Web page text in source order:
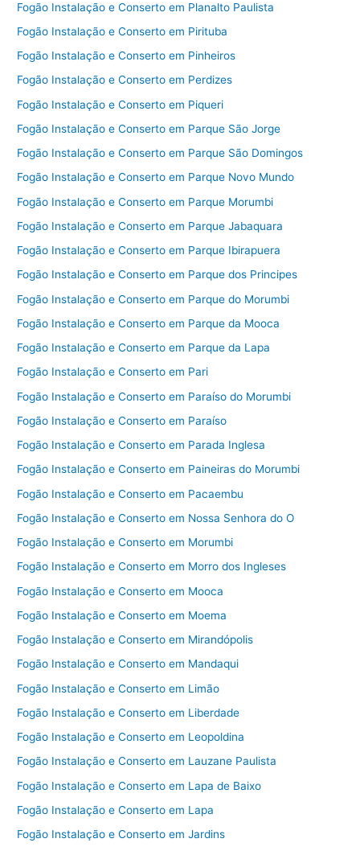
Fogão Instalação e Conserto em Planalto Paulista
Fogão Instalação e Conserto em Pirituba
Fogão Instalação e Conserto em Pinheiros
Fogão Instalação e Conserto em Perdizes
Fogão Instalação e Conserto em Piqueri
Fogão Instalação e Conserto em Parque São Jorge
Fogão Instalação e Conserto em Parque São Domingos
Fogão Instalação e Conserto em Parque Novo Mundo
Fogão Instalação e Conserto em Parque Morumbi
Fogão Instalação e Conserto em Parque Jabaquara
Fogão Instalação e Conserto em Parque Ibirapuera
Fogão Instalação e Conserto em Parque dos Principes
Fogão Instalação e Conserto em Parque do Morumbi
Fogão Instalação e Conserto em Parque da Mooca
Fogão Instalação e Conserto em Parque da Lapa
Fogão Instalação e Conserto em Pari
Fogão Instalação e Conserto em Paraíso do Morumbi
Fogão Instalação e Conserto em Paraíso
Fogão Instalação e Conserto em Parada Inglesa
Fogão Instalação e Conserto em Paineiras do Morumbi
Fogão Instalação e Conserto em Pacaembu
Fogão Instalação e Conserto em Nossa Senhora do O
Fogão Instalação e Conserto em Morumbi
Fogão Instalação e Conserto em Morro dos Ingleses
Fogão Instalação e Conserto em Mooca
Fogão Instalação e Conserto em Moema
Fogão Instalação e Conserto em Mirandópolis
Fogão Instalação e Conserto em Mandaqui
Fogão Instalação e Conserto em Limão
Fogão Instalação e Conserto em Liberdade
Fogão Instalação e Conserto em Leopoldina
Fogão Instalação e Conserto em Lauzane Paulista
Fogão Instalação e Conserto em Lapa de Baixo
Fogão Instalação e Conserto em Lapa
Fogão Instalação e Conserto em Jardins